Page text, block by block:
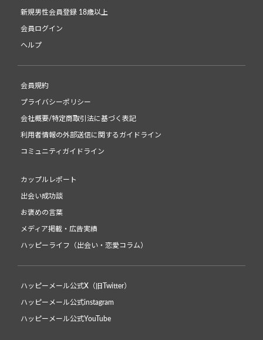
新規男性会員登録 18歳以上
会員ログイン
ヘルプ
会員規約
プライバシーポリシー
会社概要/特定商取引法に基づく表記
利用者情報の外部送信に関するガイドライン
コミュニティガイドライン
カップルレポート
出会い成功談
お褒めの言葉
メディア掲載・広告実績
ハッピーライフ（出会い・恋愛コラム）
ハッピーメール公式X（旧Twitter）
ハッピーメール公式instagram
ハッピーメール公式YouTube